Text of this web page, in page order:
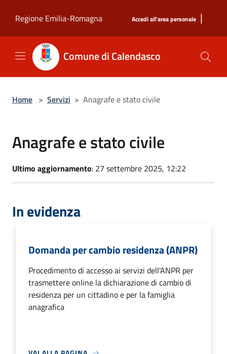
Regione Emilia-Romagna
Accedi all'area personale |
Comune di Calendasco
Home > Servizi > Anagrafe e stato civile
Anagrafe e stato civile
Ultimo aggiornamento: 27 settembre 2025, 12:22
In evidenza
Domanda per cambio residenza (ANPR)
Procedimento di accesso ai servizi dell'ANPR per
trasmettere online la dichiarazione di cambio di
residenza per un cittadino e per la famiglia
anagrafica